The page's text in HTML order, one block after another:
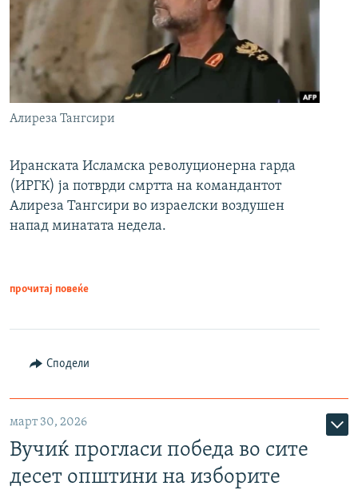
Алиреза Тангсири
Иранската Исламска револуционерна гарда
(ИРГК) ја потврди смртта на командантот
Алиреза Тангсири во израелски воздушен
напад минатата недела.
прочитај повеќе
Сподели
март 30, 2026
Вучиќ прогласи победа во сите
десет општини на изборите